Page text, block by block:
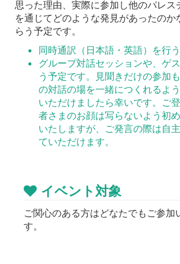
思った理由、実際に参加し他のパレス
を通じてどのような発見があったのか
らう予定です。
同時通訳（日本語・英語）を行う
グループ対話セッションや、ゲ
う予定です。見聞きだけの参加
の対話の場を一緒につくれるよ
いただけましたら幸いです。ご
者さまのお顔は写らないよう初
いたしますが、ご発言の際は自
ていただけます。
イベント対象
ご関心のある方はどなたでもご参加
す。